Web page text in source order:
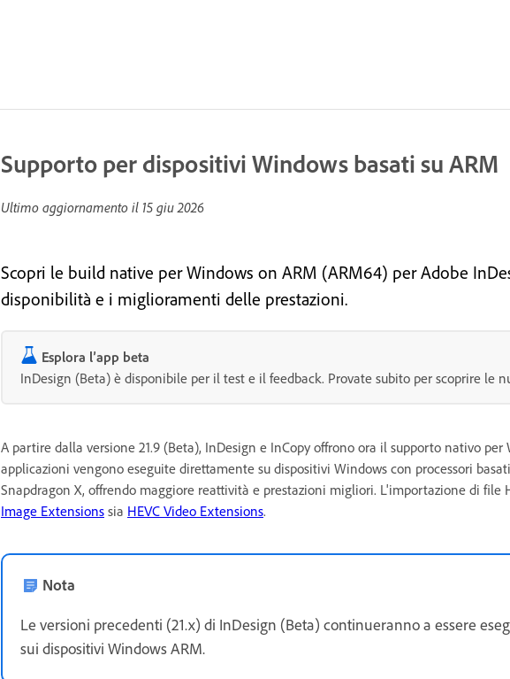
Supporto per dispositivi Windows basati su ARM
Ultimo aggiornamento il 15 giu 2026
Scopri le build native per Windows on ARM (ARM64) per Adobe
disponibilità e i miglioramenti delle prestazioni.
Esplora l’app beta
InDesign (Beta) è disponibile per il test e il feedback. Provate subito per scoprire le
A partire dalla versione 21.9 (Beta), InDesign e InCopy offrono ora il supporto nativo per
applicazioni vengono eseguite direttamente su dispositivi Windows con processori
Snapdragon X, offrendo maggiore reattività e prestazioni migliori. L'importazione di file
Image Extensions sia HEVC Video Extensions.
Nota
Le versioni precedenti (21.x) di InDesign (Beta) continueranno a essere
sui dispositivi Windows ARM.